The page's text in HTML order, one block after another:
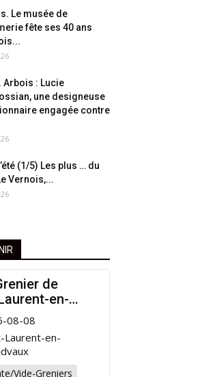
Le musée de
fête ses 40 ans
Arbois : Lucie
une designeuse
engagée contre
(1/5) Les plus … du
Vernois,...
de
en-
: Venez
la bonne
!
08-08
Laurent-en-
Vide-Greniers